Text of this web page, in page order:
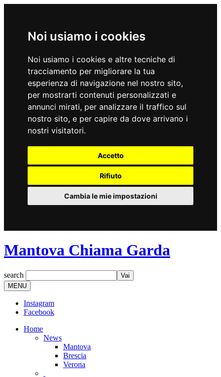
Noi usiamo i cookies
Noi usiamo i cookies e altre tecniche di
tracciamento per migliorare la tua
esperienza di navigazione nel nostro sito,
per mostrarti contenuti personalizzati e
annunci mirati, per analizzare il traffico sul
nostro sito, e per capire da dove arrivano i
nostri visitatori.
Accetto
Rifiuto
Cambia le mie impostazioni
Mantova Chiama Garda
search
MENU
Instagram
Facebook
Home
News
Mantova
Brescia
Verona